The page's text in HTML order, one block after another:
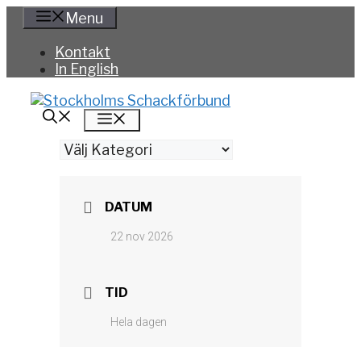
Hoppa
innehåll
Menu
Kontakt
In English
Kategorier
DATUM
22 nov 2026
TID
Hela dagen